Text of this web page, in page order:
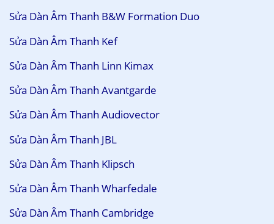
Sửa Dàn Âm Thanh B&W Formation Duo
Sửa Dàn Âm Thanh Kef
Sửa Dàn Âm Thanh Linn Kimax
Sửa Dàn Âm Thanh Avantgarde
Sửa Dàn Âm Thanh Audiovector
Sửa Dàn Âm Thanh JBL
Sửa Dàn Âm Thanh Klipsch
Sửa Dàn Âm Thanh Wharfedale
Sửa Dàn Âm Thanh Cambridge